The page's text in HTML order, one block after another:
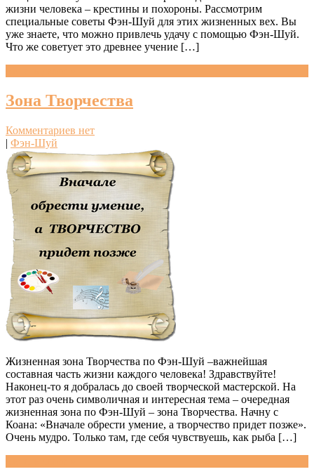
жизни человека – крестины и похороны. Рассмотрим
специальные советы Фэн-Шуй для этих жизненных вех. Вы
уже знаете, что можно привлечь удачу с помощью Фэн-Шуй.
Что же советует это древнее учение […]
Зона Творчества
Комментариев нет
| Фэн-Шуй
Жизненная зона Творчества по Фэн-Шуй –важнейшая
составная часть жизни каждого человека! Здравствуйте!
Наконец-то я добралась до своей творческой мастерской. На
этот раз очень символичная и интересная тема – очередная
жизненная зона по Фэн-Шуй – зона Творчества. Начну с
Коана: «Вначале обрести умение, а творчество придет позже».
Очень мудро. Только там, где себя чувствуешь, как рыба […]